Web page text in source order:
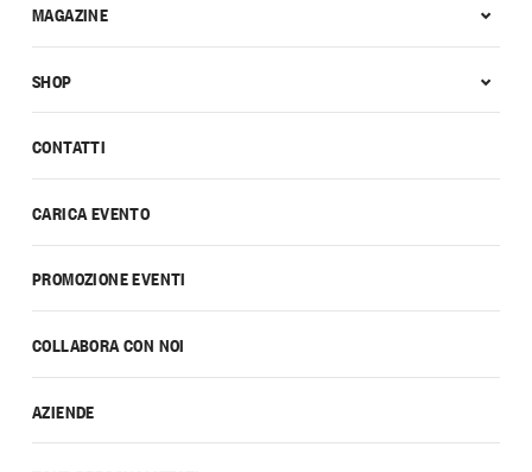
CONTATTI
CARICA EVENTO
PROMOZIONE EVENTI
COLLABORA CON NOI
AZIENDE
MAGAZINE
SHOP